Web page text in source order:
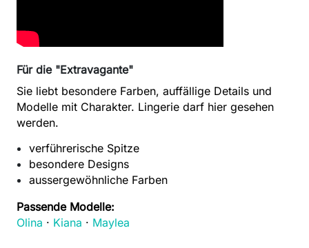
Für die "Extravagante"
Sie liebt besondere Farben, auffällige Details und
Modelle mit Charakter. Lingerie darf hier gesehen
werden.
verführerische Spitze
besondere Designs
aussergewöhnliche Farben
Passende Modelle:
Olina · Kiana · Maylea